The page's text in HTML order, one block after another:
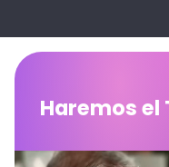
Haremos el